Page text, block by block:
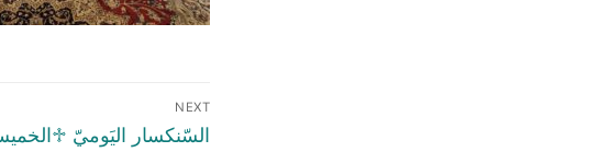
NEXT